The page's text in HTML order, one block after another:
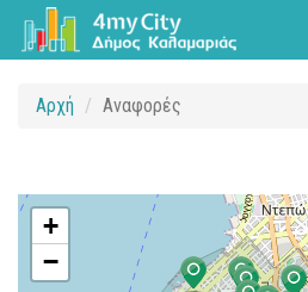
Αρχή Αναφορές
+
−